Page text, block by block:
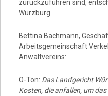
zurückzuführen sind,
Würzburg.
Bettina Bachmann,
Arbeitsgemeinschaft
Anwaltvereins:
O-Ton: Das Landgericht
Kosten, die anfallen, um